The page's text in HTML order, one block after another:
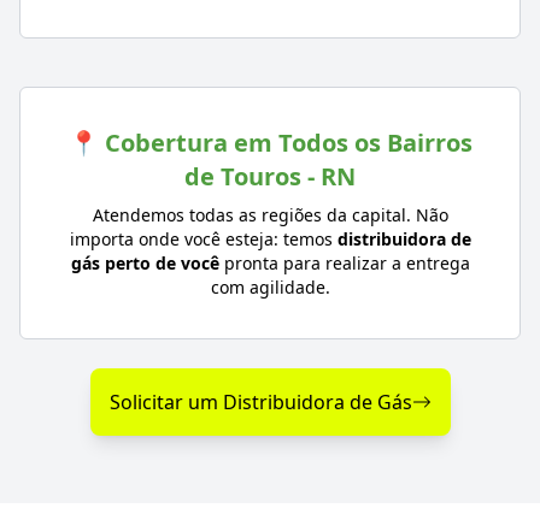
📍 Cobertura em Todos os Bairros
de Touros - RN
Atendemos todas as regiões da capital. Não
importa onde você esteja: temos distribuidora de
gás perto de vocêpronta para realizar a entrega
com agilidade.
Solicitar um Distribuidora de Gás